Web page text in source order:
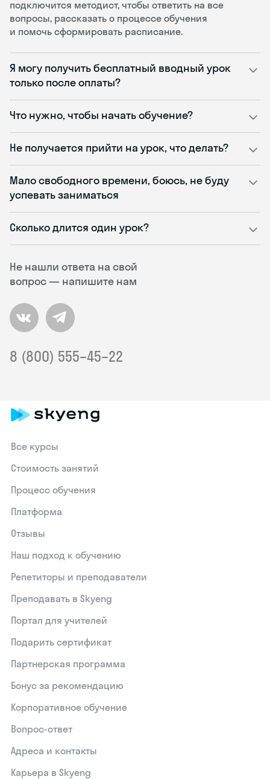
Не нашли ответа на свой
вопрос — напишите нам
8 (800) 555–45–22
подключится методист, чтобы ответить на все
вопросы, рассказать о процессе обучения
и помочь сформировать расписание.
Я могу получить бесплатный вводный урок
только после оплаты?
Что нужно, чтобы начать обучение?
Не получается прийти на урок, что делать?
Мало свободного времени, боюсь, не буду
успевать заниматься
Сколько длится один урок?
Все курсы
Стоимость занятий
Процесс обучения
Платформа
Отзывы
Наш подход к обучению
Репетиторы и преподаватели
Преподавать в Skyeng
Портал для учителей
Подарить сертификат
Партнерская программа
Бонус за рекомендацию
Корпоративное обучение
Вопрос-ответ
Адреса и контакты
Карьера в Skyeng